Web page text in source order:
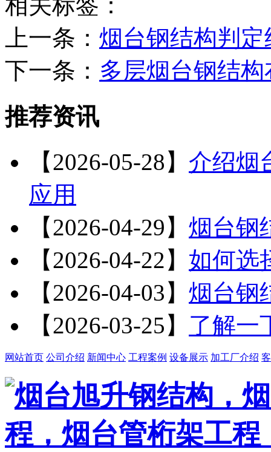
相关标签：
上一条： 烟台钢结构判
下一条： 多层烟台钢结
推荐资讯
【2026-05-28】 介绍烟
应用
【2026-04-29】 烟台钢
【2026-04-22】 如何选
【2026-04-03】 烟台钢
【2026-03-25】 了解一
网站首页 公司介绍 新闻中心 工程案例 设备展示 加工厂介绍